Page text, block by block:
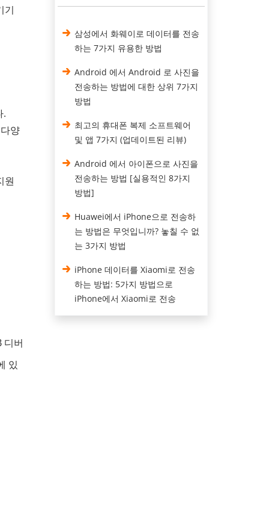
기
.
양
원
디버
있
삼성에서 화웨이로 데이터를 전송
하는 7가지 유용한 방법
Android 에서 Android 로 사진을
전송하는 방법에 대한 상위 7가지
방법
최고의 휴대폰 복제 소프트웨어
및 앱 7가지 (업데이트된 리뷰)
Android 에서 아이폰으로 사진을
전송하는 방법 [실용적인 8가지
방법]
Huawei에서 iPhone으로 전송하
는 방법은 무엇입니까? 놓칠 수 없
는 3가지 방법
iPhone 데이터를 Xiaomi로 전송
하는 방법: 5가지 방법으로
iPhone에서 Xiaomi로 전송